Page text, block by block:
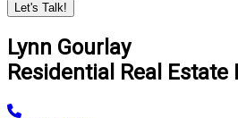
Let's Talk!
Lynn Gourlay
Residential Real Estate